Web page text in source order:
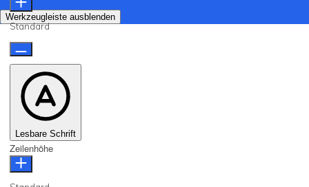
Werkzeugleiste ausblenden
Standard
Lesbare Schrift
Zeilenhöhe